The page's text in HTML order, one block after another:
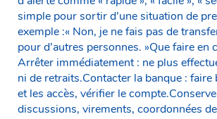
simple pour sortir d’une situation de
exemple :« Non, je ne fais pas de
pour d’autres personnes. »Que faire en
Arrêter immédiatement : ne plus
ni de retraits.Contacter la banque :
et les accès, vérifier le
discussions, virements, coordonnées